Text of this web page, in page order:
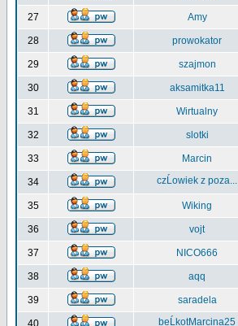
27 Amy
28 prowokator
29 szajmon
30 aksamitka11
31 Wirtualny
32 slotki
33 Marcin
34 czĹowiek z poza...
35 Wiking
36 vojt
37 NICO666
38 aqq
39 saradela
40 beĹkotMarcina25